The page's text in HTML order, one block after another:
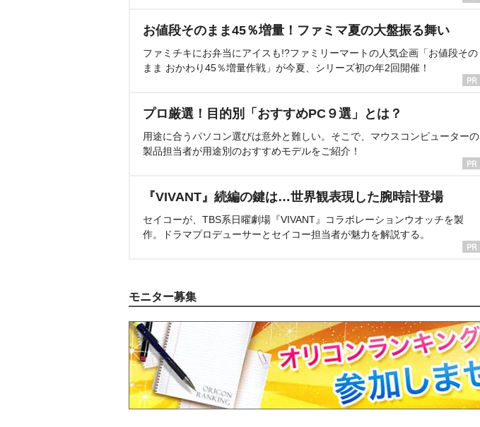
お値段そのまま45％増量！ファミマ夏の大盤振る舞い
ファミチキにお弁当にアイスも!?ファミリーマートの人気企画「お値段その
まま おかわり45％増量作戦」が今夏、シリーズ初の年2回開催！
プロ厳選！目的別「おすすめPC９選」とは？
用途に合うパソコン選びは意外と難しい。そこで、マウスコンピューターの
製品担当者が用途別のおすすめモデルをご紹介！
『VIVANT』続編の鍵は…世界観表現した腕時計登場
セイコーが、TBS系日曜劇場『VIVANT』コラボレーションウオッチを製
作。ドラマプロデューサーとセイコー担当者が魅力を解説する。
モニター募集